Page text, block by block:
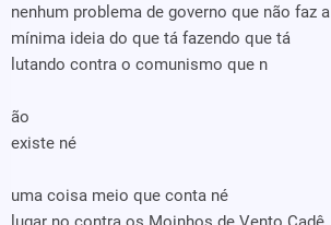
nenhum problema de governo que não faz a
mínima ideia do que tá fazendo que tá
lutando contra o comunismo que n
ão
existe né
uma coisa meio que conta né